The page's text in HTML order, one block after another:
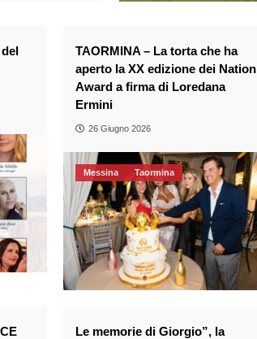
Messina Taormina
TAORMINA – La torta che ha
aperto la XX edizione dei Nation
Award a firma di Loredana
Ermini
26 Giugno 2026
Le memorie di Giorgio”, la